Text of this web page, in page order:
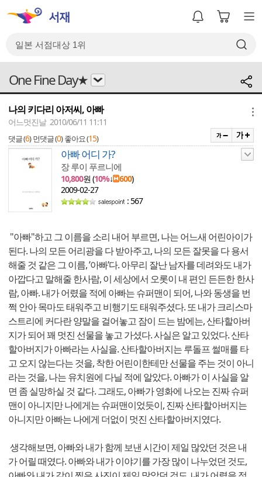
One Fine Day★
나의 키다리 아저씨, 아빠
어느멋진날 2010/06/11 11:11
댓글 (6) 먼댓글 (0) 좋아요 (15)
아빠 어디 가?
장 루이 푸르니에
10,800원 (10%↓ 600)
2009-02-27
: 567
"아빠"하고 그 이름을 소리 내어 부르면, 나는 어느새 어린아이가
된다. 나의 모든 어리광을 다 받아주고, 나의 모든 잘못을 다 용서
해줄 것 같은 그 이름, ’아빠’다. 아무리 잘난 남자를 데려와도 내가
아깝다고 말해줄 한사람, 이 세상에서 오롯이 내 편인 든든한 한사
람, 아빠. 내가 어렸을 적에 아빠는 슈퍼맨이 되어, 나와 동생을 번
쩍 안아 목마도 태워주고 비행기도 태워주셨다. 또 내가 크리스마
스트리에 커다란 양말을 걸어놓고 잠이 드는 밤에는, 산타할아버
지가 되어 꽤 멋진 선물을 놓고 가셨다. 사실은 알고 있었다. 산타
할아버지가 아빠라는 사실을. 산타할아버지는 루돌프 썰매를 타
고 오지 않는다는 것을, 착한 어린이한테만 선물을 주는 것이 아니
라는 것을, 나는 유치원에 다닐 적에 알았다. 아빠가 이 사실을 알
면 좀 실망하실 것 같다. 그래도, 아빠가 영화에 나오는 진짜 슈퍼
맨이 아니지만 나에게는 슈퍼맨이었듯이, 진짜 산타할아버지는
아니지만 아빠는 나에게 더없이 멋진 산타할아버지였다.
생각해보면, 아빠와 내가 함께 보낸 시간이 제일 많았던 것은 내
가 어릴 때였다. 아빠와 내가 이야기를 가장 많이 나누었던 것도,